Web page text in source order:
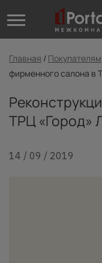
Главная / Покупателям
фирменного салона в
ТРЦ «Город»
14 / 09 / 2019